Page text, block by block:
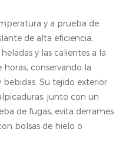
y a prueba de
de alta eficiencia,
y las calientes a la
conservando la
Su tejido exterior
junto con un
de fugas, evita derrames
bolsas de hielo o